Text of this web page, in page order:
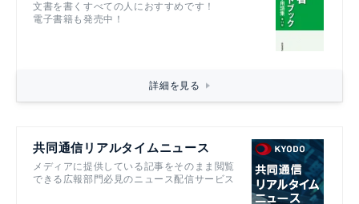
文書を書くすべての人におすすめです！
電子書籍も発売中！
詳細を見る
共同通信リアルタイムニュース
メディアに提供している記事をそのまま閲覧
できる広報部門必見のニュース配信サービス